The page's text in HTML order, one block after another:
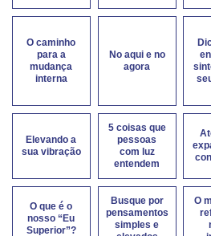
O caminho
para a
mudança
interna
No aqui e no
agora
Elevando a
sua vibração
5 coisas que
pessoas
com luz
entendem
O que é o
nosso “Eu
Superior”?
Busque por
pensamentos
simples e
O